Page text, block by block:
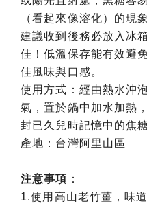
（看起來像溶化）的現象
建議收到後務必放入冰
佳！低溫保存能有效避
佳風味與口感。
使用方式：經由熱水沖
氣，置於鍋中加水加熱
封已久兒時記憶中的焦
產地：台灣阿里山區
注意事項 ：
1.使用高山老竹薑，味